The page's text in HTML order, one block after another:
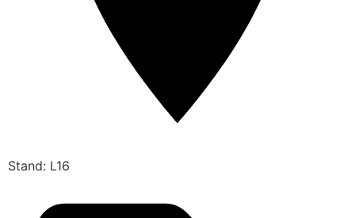
Stand: L16